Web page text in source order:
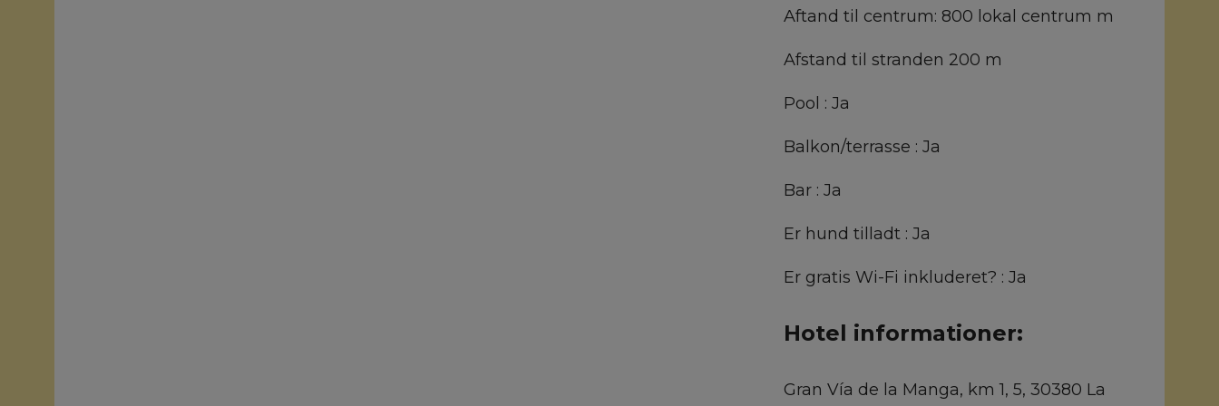
Aftand til centrum: 800 lokal centrum m
Afstand til stranden 200 m
Pool :Ja
Balkon/terrasse :Ja
Bar :Ja
Er hund tilladt : Ja
Er gratis Wi-Fi inkluderet? : Ja
Hotel informationer:
Gran Vía de la Manga, km 1, 5, 30380 La